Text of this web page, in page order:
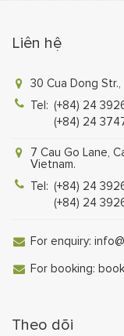
Liên hệ
30 Cua Dong
Tel: (+84) 24
(+84) 24
7 Cau Go Lane,
Vietnam.
Tel: (+84) 24
(+84) 24
For enquiry:
For booking:
Theo dõi